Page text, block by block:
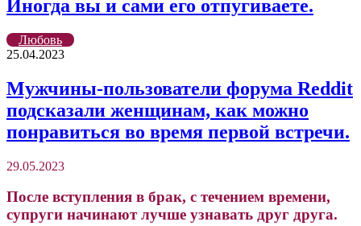
Иногда вы и сами его отпугиваете.
Любовь
25.04.2023
Мужчины-пользователи форума Reddit
подсказали женщинам, как можно
понравиться во время первой встречи.
29.05.2023
После вступления в брак, с течением времени,
супруги начинают лучше узнавать друг друга.